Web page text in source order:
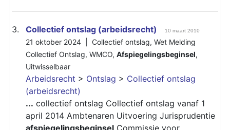
3. Collectief ontslag (arbeidsrecht) 10 maart 2010
21 oktober 2024 | Collectief ontslag, Wet Melding
Collectief Ontslag, WMCO, Afspiegelingsbeginsel,
Uitwisselbaar
Arbeidsrecht > Ontslag > Collectief ontslag
(arbeidsrecht)
... collectief ontslag Collectief ontslag vanaf 1
april 2014 Ambtenaren Uitvoering Jurisprudentie
afspiegelingsbeginsel Commissie voor